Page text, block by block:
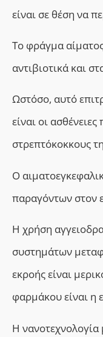
είναι σε θέση να
Το φράγμα
αντιβιοτικά και
Ωστόσο, αυτό
είναι οι
στρεπτόκοκκους
Ο
παραγόντων στον
Η χρήση
συστημάτων
εκροής είναι
φαρμάκου είναι η
Η